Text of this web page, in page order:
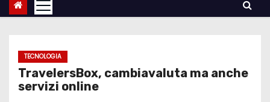
n
TECNOLOGIA
TravelersBox, cambiavaluta ma anche
servizi online